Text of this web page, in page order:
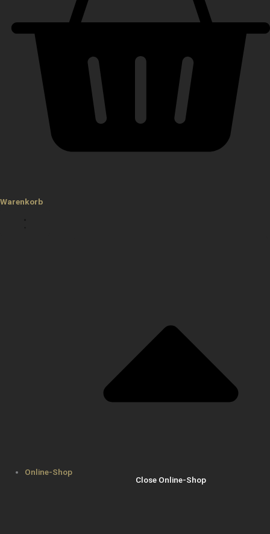
Warenkorb
Online-Shop
Close Online-Shop